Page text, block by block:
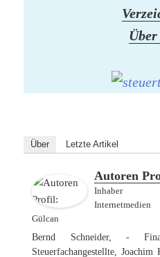
Über
Über Letzte Artikel
Autoren
Inhaber
Internetmedien
Gülcan
Bernd Schneider, -
Steuerfachangestellte, Joachim